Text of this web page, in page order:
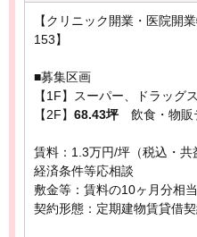
【クリニック開業・医院開
153】
■募集区画
【1F】スーパー、ドラッグ
【2F】 68.43坪飲食・物販
賃料：1.3万円/坪（税込・共
経済条件等応相談
敷金等：賃料の10ヶ月分相
契約形態：定期建物賃貸借